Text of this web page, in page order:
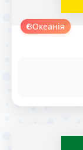
Океанія